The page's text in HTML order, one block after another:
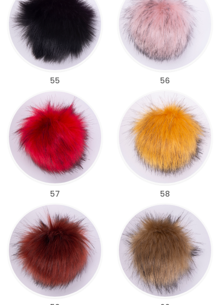
55 56
57 58